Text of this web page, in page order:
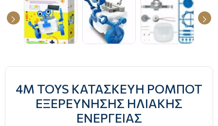
4M TOYS ΚΑΤΑΣΚΕΥΗ ΡΟΜΠΟΤ
ΕΞΕΡΕΥΝΗΣΗΣ ΗΛΙΑΚΗΣ
ΕΝΕΡΓΕΙΑΣ